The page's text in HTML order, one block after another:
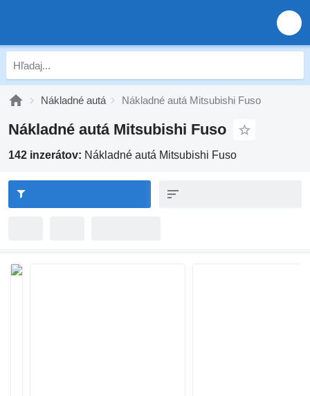
Nákladné autá Nákladné autá Mitsubishi Fuso
Nákladné autá Mitsubishi Fuso
142 inzerátov: Nákladné autá Mitsubishi Fuso